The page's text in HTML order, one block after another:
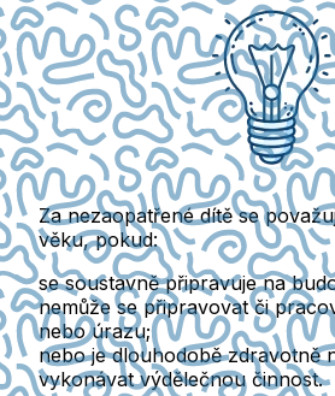
Za nezaopatřené dítě se
věku, pokud:
sesoustavně připravuje na
nemůže se připravovat či
nebo úrazu;
nebo jedlouhodobě zdravotně
vykonávat výdělečnou činnost.